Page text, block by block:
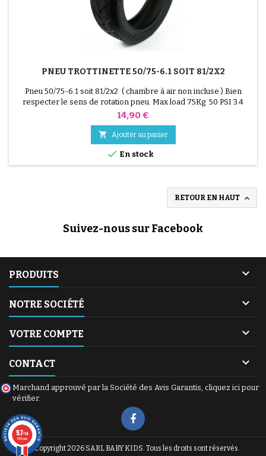
PNEU TROTTINETTE 50/75-6.1 SOIT 81/2X2
Pneu 50/75-6.1 soit 81/2x2 ( chambre à air non incluse ) Bien
respecter le sens de rotation pneu. Max load 75Kg 50 PSI 3.4
BAR 340 KPA
Prix
14,90 €
 Ajouter au panier
 En stock
RETOUR EN HAUT 
Suivez-nous sur Facebook
PRODUITS 
NOTRE SOCIÉTÉ 
VOTRE COMPTE 
CONTACT 
Marchand approuvé par la Société des Avis Garantis, cliquez ici pour
vérifier.
© Copyright 2026 SARL BABY KIDS. Tous les droits sont réservés.
9.7/10
1198 avis